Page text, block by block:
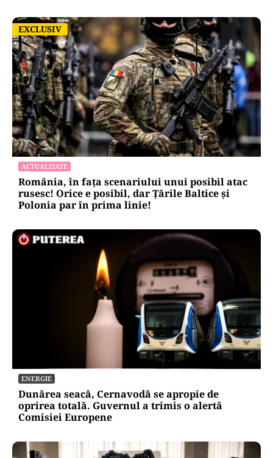
EXCLUSIV
EXCLUSIV
ACTUALITATE
România, în fața scenariului unui posibil atac
rusesc! Orice e posibil, dar Țările Baltice și
Polonia par în prima linie!
ENERGIE
Dunărea seacă, Cernavodă se apropie de
oprirea totală. Guvernul a trimis o alertă
Comisiei Europene